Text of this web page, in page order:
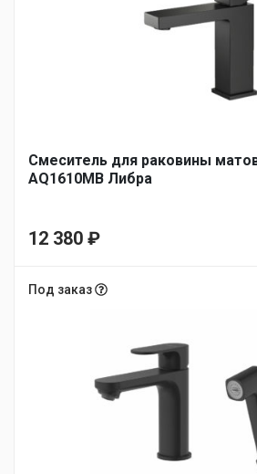
Смеситель для раковины
AQ1610MB Либра
12 380 ₽
Под заказ